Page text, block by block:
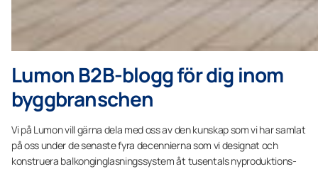
Lumon B2B-blogg för dig inom
byggbranschen
Vi på Lumon vill gärna dela med oss ​​av den kunskap som vi har samlat
på oss under de senaste fyra decennierna som vi designat och
konstruera balkonginglasningssystem åt tusentals nyproduktions-